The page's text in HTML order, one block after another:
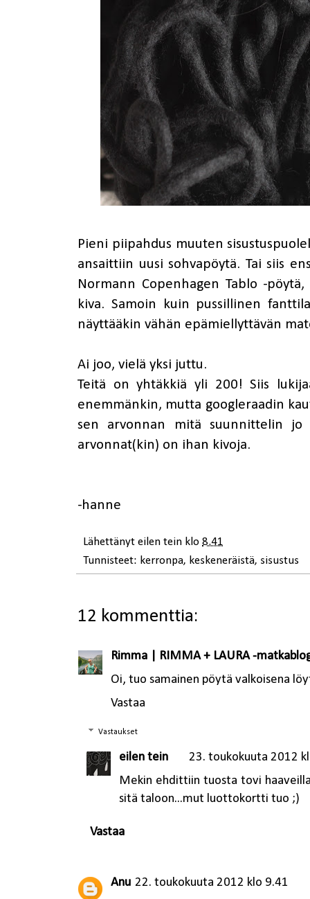
Pieni piipahdus muuten
ansaittiin uusi sohvapöytä. Tai siis
Normann Copenhagen Tablo -pöytä,
kiva. Samoin kuin pussillinen
näyttääkin vähän epämiellyttävän
Ai joo, vielä yksi juttu.
Teitä on yhtäkkiä yli 200! Siis
enemmänkin, mutta googleraadin
sen arvonnan mitä suunnittelin
arvonnat(kin) on ihan kivoja.
-hanne
Lähettänyt eilen tein klo 8.41
Tunnisteet: kerronpa, keskeneräistä, sisustus
12 kommenttia:
Rimma | RIMMA + LAURA -
Oi, tuo samainen pöytä valkoisena
Vastaa
Vastaukset
eilen tein
23. toukokuuta 2012
Mekin ehdittiin tuosta tovi
sitä taloon...mut luottokortti tuo ;)
Vastaa
Anu 22. toukokuuta 2012 klo 9.41